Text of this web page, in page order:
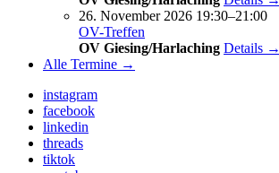
26. November 2026 19:30–21:00
OV-Treffen
OV Giesing/Harlaching Details →
Alle Termine →
instagram
facebook
linkedin
threads
tiktok